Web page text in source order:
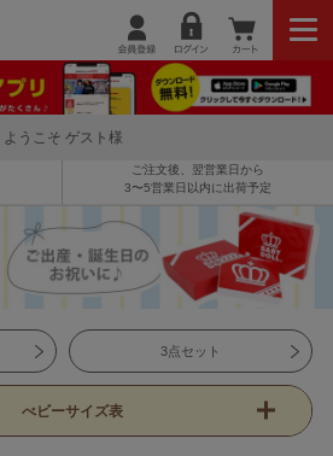
ようこそ ゲスト様
ご注文後、翌営業日から
3〜5営業日以内に出荷予定
3点セット
べビーサイズ表